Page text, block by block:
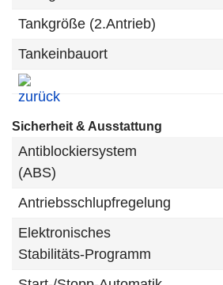
Tankgröße (2.Antrieb)
Tankeinbauort
Sicherheit & Ausstattung
Antiblockiersystem
(ABS)
Antriebsschlupfregelung
Elektronisches
Stabilitäts-Programm